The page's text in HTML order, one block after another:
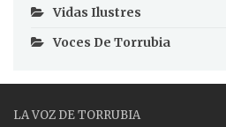
Vidas Ilustres
Voces De Torrubia
LA VOZ DE TORRUBIA